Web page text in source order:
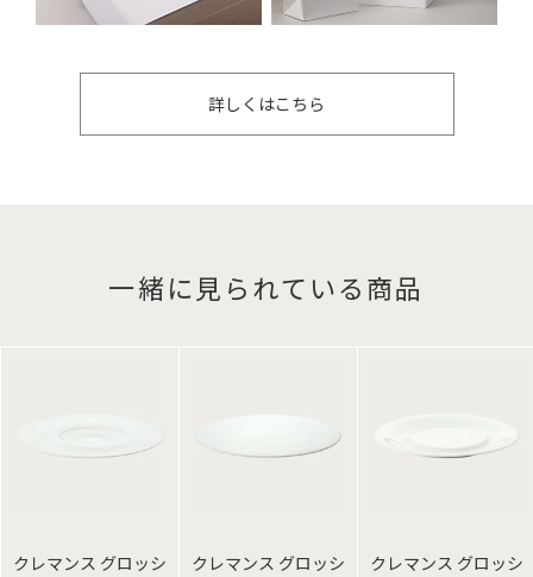
詳しくはこちら
一緒に見られている商品
クレマンス グロッシ
クレマンス グロッシ
クレマンス グロッシ